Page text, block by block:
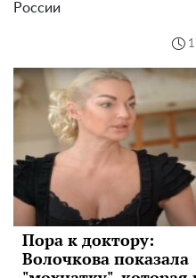
России
Пора к доктору:
Волочкова показала